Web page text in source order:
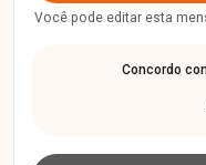
Você pode editar esta
Concordo